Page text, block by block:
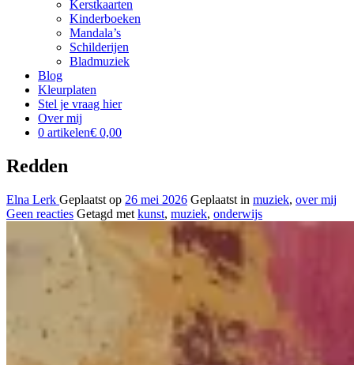
Kerstkaarten
Kinderboeken
Mandala’s
Schilderijen
Bladmuziek
Blog
Kleurplaten
Stel je vraag hier
Over mij
0 artikelen€ 0,00
Redden
Elna Lerk Geplaatst op 26 mei 2026 Geplaatst in muziek, over mij
Geen reacties Getagd met kunst, muziek, onderwijs